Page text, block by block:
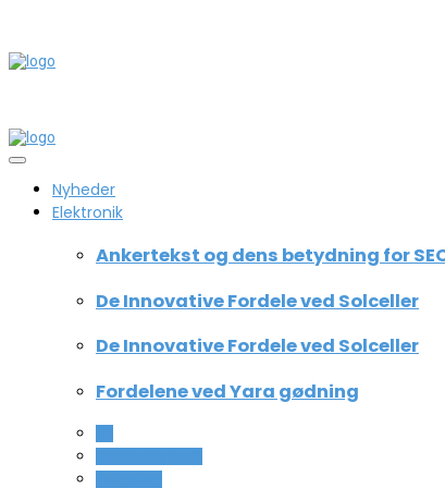
Nyheder
Elektronik
Ankertekst og dens betydning for
De Innovative Fordele ved Solceller
De Innovative Fordele ved Solceller
Fordelene ved Yara gødning